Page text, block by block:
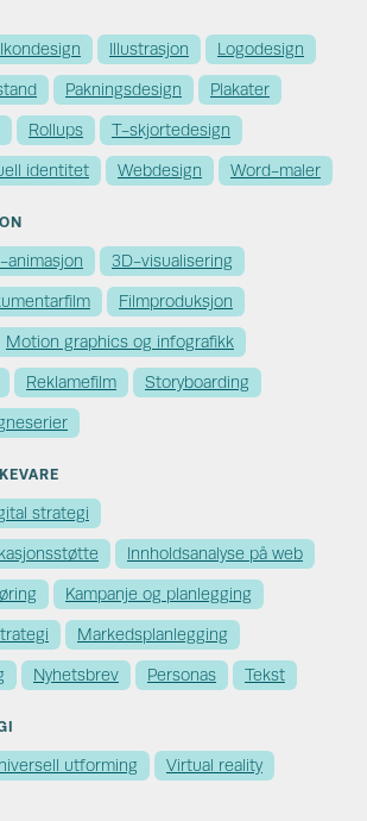
Ikondesign Illustrasjon Logodesign
Pakningsdesign Plakater
Rollups T-skjortedesign
identitet Webdesign Word-maler
animasjon 3D-visualisering
Filmproduksjon
Motion graphics og infografikk
Reklamefilm Storyboarding
strategi
Innholdsanalyse på web
Kampanje og planlegging
Markedsplanlegging
Nyhetsbrev Personas Tekst
utforming Virtual reality